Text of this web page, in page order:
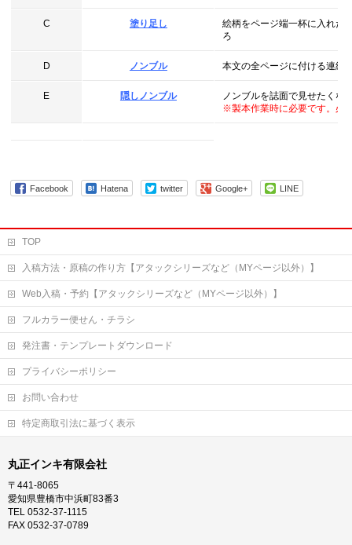
C 塗り足し
絵柄をページ端一杯に入れた
ろ
D ノンブル 本文の全ページに付ける連続
E 隠しノンブル
ノンブルを誌面で見せたくな
※製本作業時に必要です。必
Facebook Hatena twitter Google+ LINE
TOP
入稿方法・原稿の作り方【アタックシリーズなど（MYページ以外）】
Web入稿・予約【アタックシリーズなど（MYページ以外）】
フルカラー便せん・チラシ
発注書・テンプレートダウンロード
プライバシーポリシー
お問い合わせ
特定商取引法に基づく表示
丸正インキ有限会社
〒441-8065
愛知県豊橋市中浜町83番3
TEL 0532-37-1115
FAX 0532-37-0789